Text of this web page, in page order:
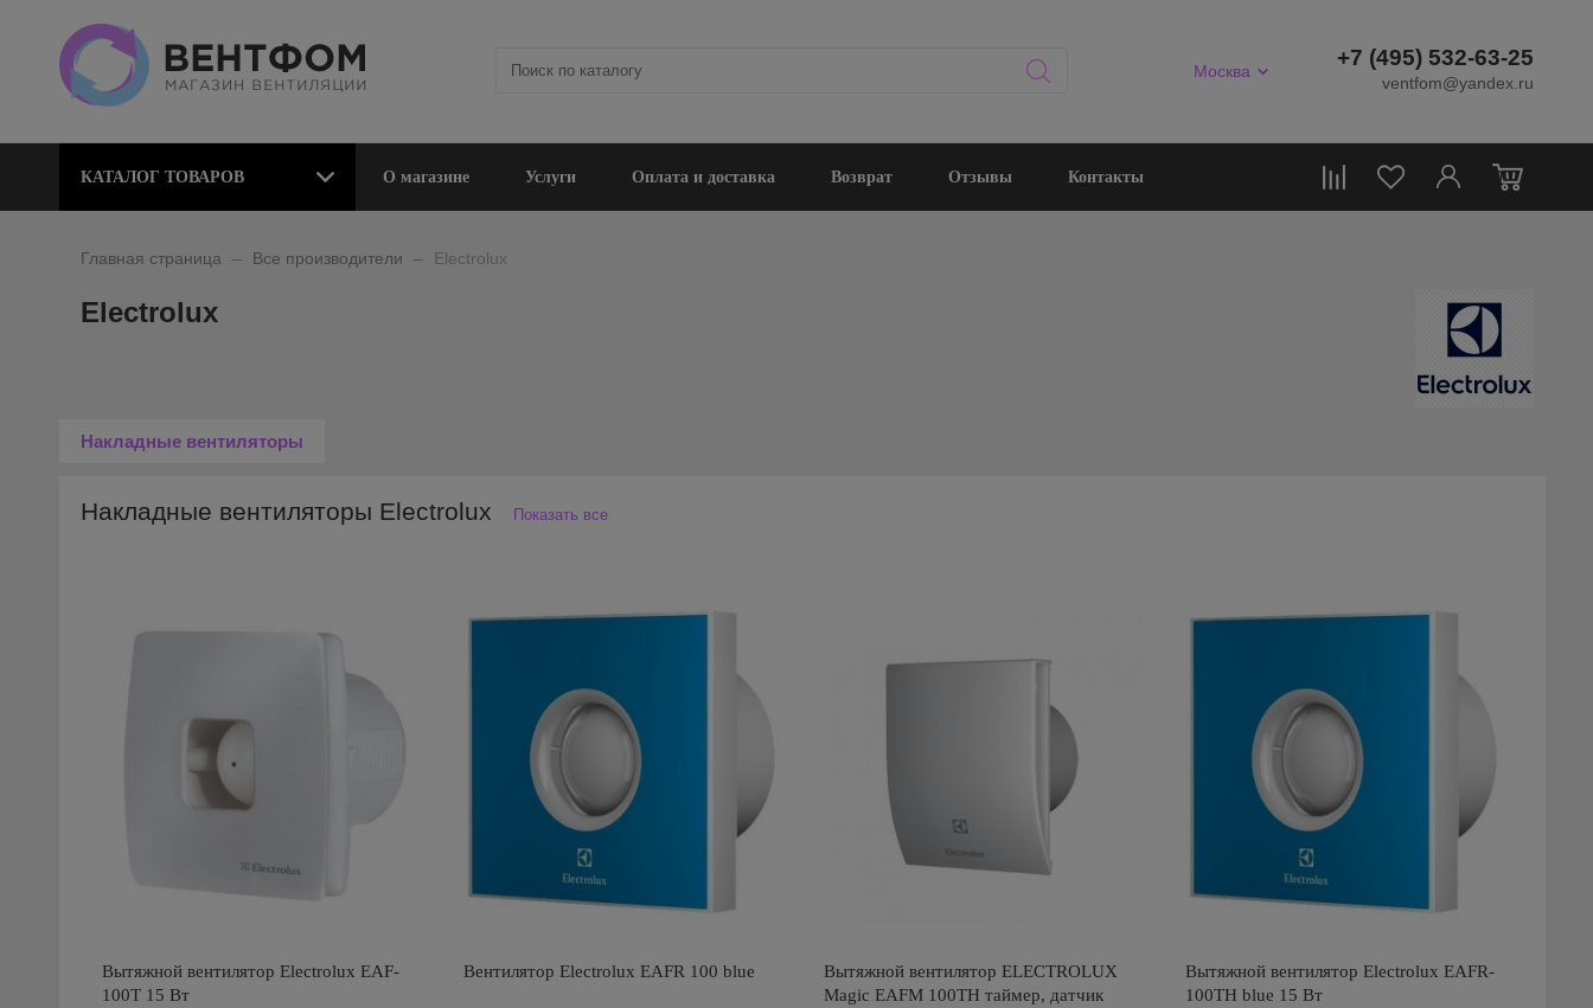
Москва
+7 (495) 532-63-25
ventfom@yandex.ru
0
КАТАЛОГ ТОВАРОВ О магазине Услуги Оплата и доставка Возврат Отзывы Контакты
Главная страница Все производители Electrolux
Electrolux
Накладные вентиляторы
Накладные вентиляторы Electrolux Показать все
Вытяжной вентилятор Electrolux EAF-
100T 15 Вт
Вентилятор Electrolux EAFR 100 blue
Вытяжной вентилятор ELECTROLUX
Magic EAFM 100TH таймер, датчик
Вытяжной вентилятор Electrolux EAFR-
100TH blue 15 Вт